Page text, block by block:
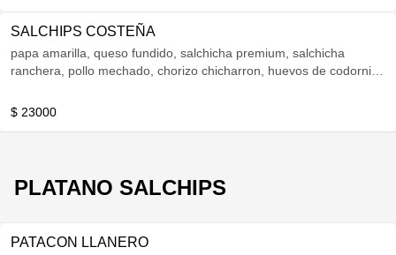
SALCHIPS COSTEÑA
papa amarilla, queso fundido, salchicha premium, salchicha
ranchera, pollo mechado, chorizo chicharron, huevos de codorniz,
$ 23000
PLATANO SALCHIPS
PATACON LLANERO